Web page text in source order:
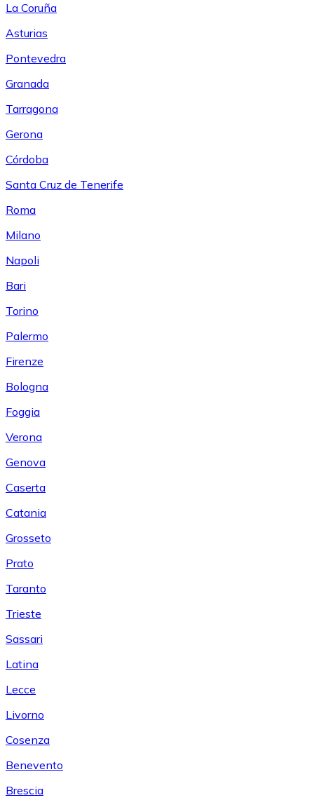
La Coruña
Asturias
Pontevedra
Granada
Tarragona
Gerona
Córdoba
Santa Cruz de Tenerife
Roma
Milano
Napoli
Bari
Torino
Palermo
Firenze
Bologna
Foggia
Verona
Genova
Caserta
Catania
Grosseto
Prato
Taranto
Trieste
Sassari
Latina
Lecce
Livorno
Cosenza
Benevento
Brescia